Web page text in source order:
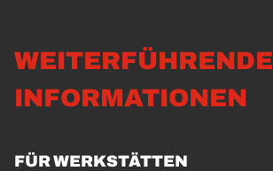
WEITERFÜHRENDE
INFORMATIONEN
FÜR WERKSTÄTTEN